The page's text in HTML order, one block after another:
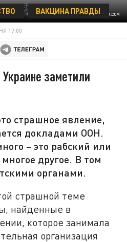
ФОТО: DAVID TADEVOSIAN / SHUTTERSTOCK.COM
ВАКЦИНА ПРАВДЫ
17:00
заметили
страшное явление,
докладами ООН.
– это рабский или
другое. В том
органами.
страшной теме
найденные в
которое занимала
организация